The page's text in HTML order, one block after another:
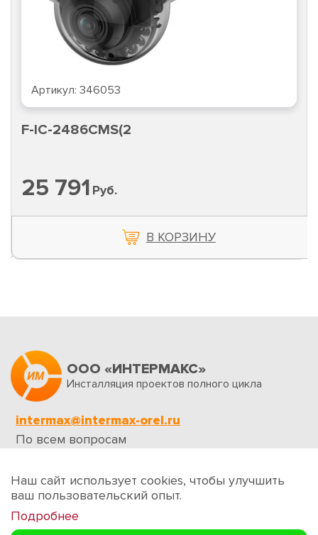
Артикул: 346053
F-IC-2486CMS(2
25 791 Руб.
В КОРЗИНУ
ООО «ИНТЕРМАКС»
Инсталляция проектов полного цикла
intermax@intermax-orel.ru
По всем вопросам
Обратная связь
Наш сайт использует cookies, чтобы улучшить
ваш пользовательский опыт.
Подробнее